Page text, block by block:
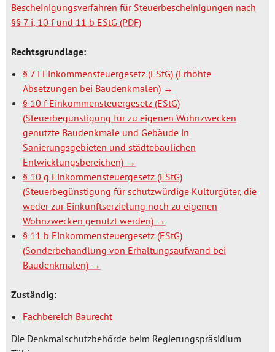
Bescheinigungsverfahren für Steuerbescheinigungen nach
§§ 7 i, 10 f und 11 b EStG
Rechtsgrundlage:
§ 7 i Einkommensteuergesetz (EStG) (Erhöhte
Absetzungen bei Baudenkmalen)
§ 10 f Einkommensteuergesetz (EStG)
(Steuerbegünstigung für zu eigenen Wohnzwecken
genutzte Baudenkmale und Gebäude in
Sanierungsgebieten und städtebaulichen
Entwicklungsbereichen)
§ 10 g Einkommensteuergesetz (EStG)
(Steuerbegünstigung für schutzwürdige Kulturgüter, die
weder zur Einkunftserzielung noch zu eigenen
Wohnzwecken genutzt werden)
§ 11 b Einkommensteuergesetz (EStG)
(Sonderbehandlung von Erhaltungsaufwand bei
Baudenkmalen)
Zuständig:
Fachbereich Baurecht
Die Denkmalschutzbehörde beim Regierungspräsidium